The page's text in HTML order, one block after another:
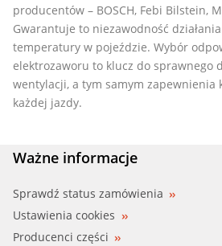
producentów – BOSCH, Febi Bilstein,
Gwarantuje to niezawodność
temperatury w pojeździe. Wybór
elektrozaworu to klucz do sprawnego
wentylacji, a tym samym zapewnienia
każdej jazdy.
Ważne informacje
Sprawdź status zamówienia
Ustawienia cookies
Producenci części